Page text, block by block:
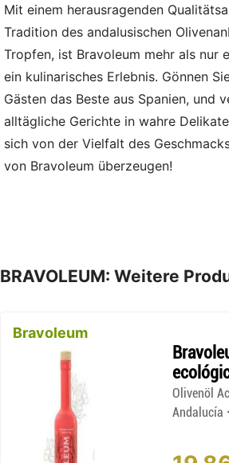
Mit einem herausragenden
Tradition des andalusischen
Tropfen, ist Bravoleum mehr als nur
ein kulinarisches Erlebnis. Gönnen
Gästen das Beste aus Spanien, und
alltägliche Gerichte in wahre
sich von der Vielfalt des
von Bravoleum überzeugen!
BRAVOLEUM: Weitere
Bravoleum
Olivenöl
Andalucía